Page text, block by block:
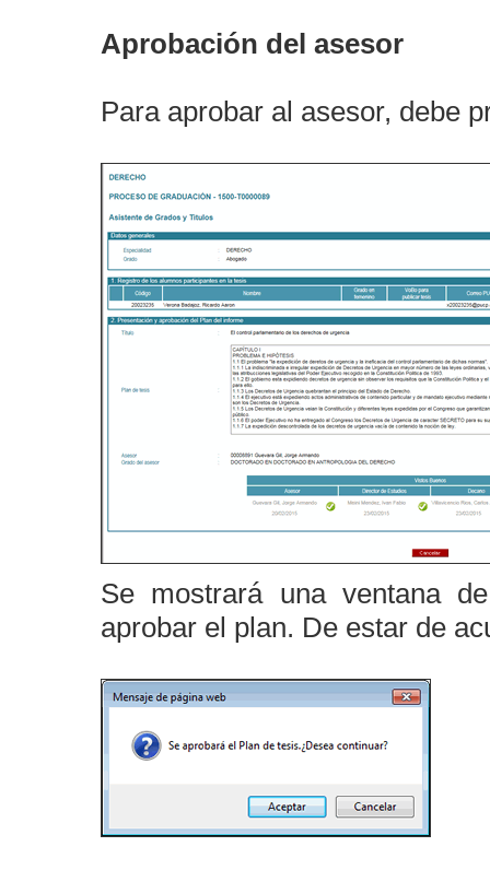
Aprobación del asesor
Para aprobar al asesor, debe
Se mostrará una ventana
aprobar el plan. De estar de